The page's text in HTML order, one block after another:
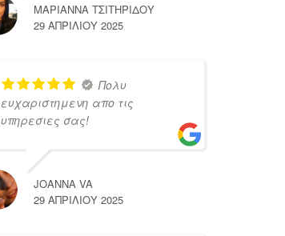
ΜΑΡΙΑΝΝΑ ΤΣΙΤΗΡΙΔΟΥ
29 ΑΠΡΙΛΊΟΥ 2025
Πολυ
ευχαριστημενη απο τις
υπηρεσιες σας!
JOANNA VA
29 ΑΠΡΙΛΊΟΥ 2025